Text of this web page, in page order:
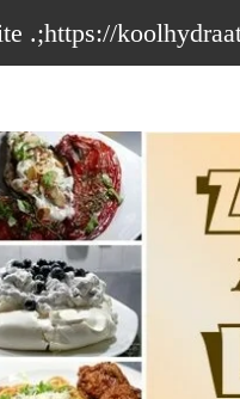
.;https://